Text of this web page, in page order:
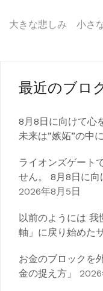
投
ビ
ゲ
ー
シ
ョ
ン
大きな悲しみ 小さ
最近のブロ
8月8日に向けて心
未来は”嫉妬”の中
ライオンズゲート
せん。 8月8日に向
2026年8月5日
以前のようには
軸」に戻り始めた
お金のブロックを
金の捉え方」